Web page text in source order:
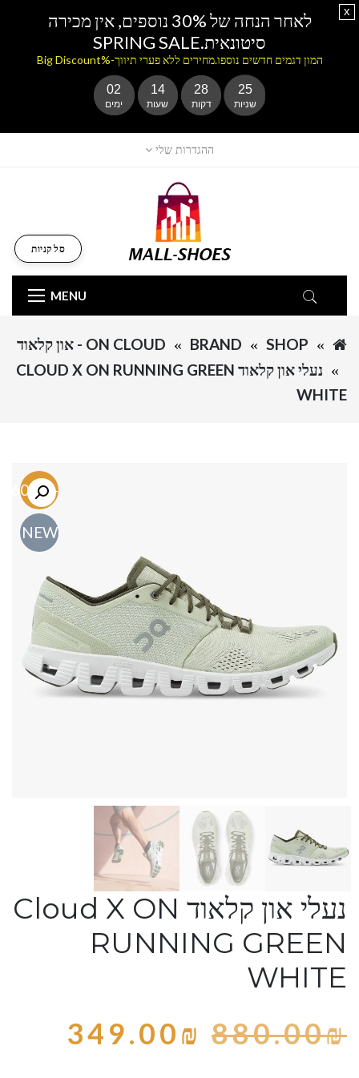
ההגדרות שלי
MENU
סל קניות
SHOP
BRAND
ON CLOUD - און קלאוד
נעלי און קלאוד CLOUD X ON RUNNING GREEN
WHITE
-60.3%
NEW
נעלי און קלאוד Cloud X ON
RUNNING GREEN
WHITE
880.00₪
349.00₪
לאחר הנחה של 30% נוספים, אין מכירה
סיטונאית.SPRING SALE
המון דגמים חדשים נוספו.מחירים ללא פערי תיווך-%Big Discount
02
ימים
14
שעות
28
דקות
25
שניות
x